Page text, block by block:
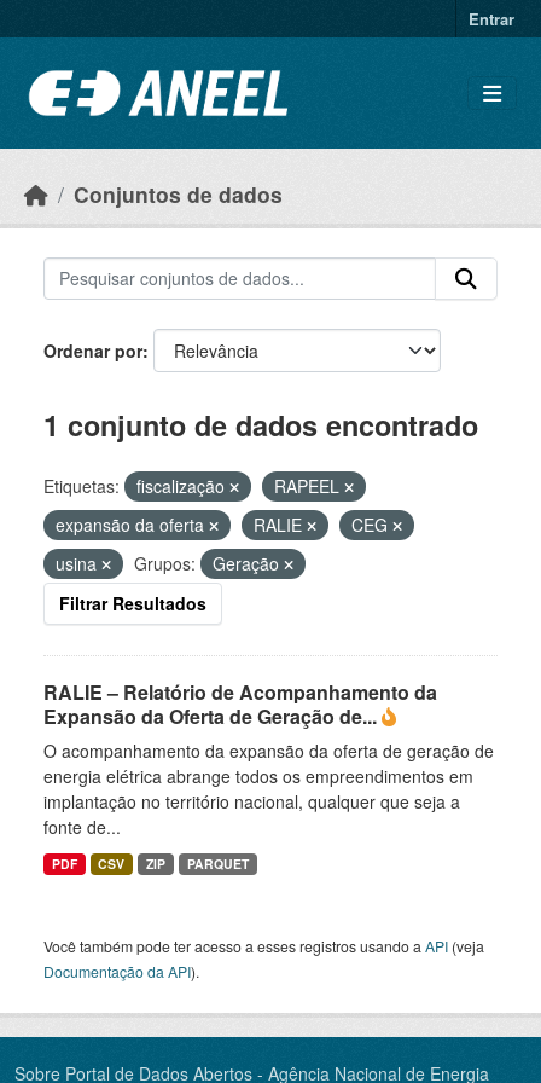
Entrar
Conjuntos de dados
Ordenar por
1 conjunto de dados encontrado
Etiquetas: fiscalização
RAPEEL
expansão da oferta
RALIE
CEG
usina
Grupos:
Geração
Filtrar Resultados
RALIE – Relatório de Acompanhamento da
Expansão da Oferta de Geração de...
O acompanhamento da expansão da oferta de geração de
energia elétrica abrange todos os empreendimentos em
implantação no território nacional, qualquer que seja a
fonte de...
PDF CSV ZIP PARQUET
Você também pode ter acesso a esses registros usando a API (veja
Documentação da API).
Sobre Portal de Dados Abertos - Agência Nacional de Energia